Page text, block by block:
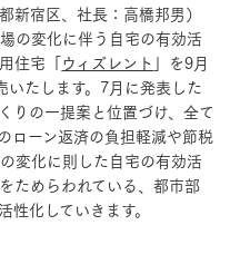
新宿区、社長：高橋邦男）
の変化に伴う自宅の有効活
住宅「ウィズレント 」を9月
たします。7月に発表した
りの一提案と位置づけ、全て
ローン返済の負担軽減や節税
変化に則した自宅の有効活
ためらわれている、都市部
化していきます。